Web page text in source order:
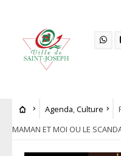
Agenda,Culture
MAMAN ET MOI OU LE